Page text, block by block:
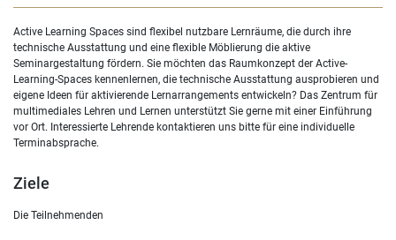
Active Learning Spaces sind flexibel nutzbare Lernräume, die durch ihre
technische Ausstattung und eine flexible Möblierung die aktive
Seminargestaltung fördern. Sie möchten das Raumkonzept der Active-
Learning-Spaces kennenlernen, die technische Ausstattung ausprobieren und
eigene Ideen für aktivierende Lernarrangements entwickeln? Das Zentrum für
multimediales Lehren und Lernen unterstützt Sie gerne mit einer Einführung
vor Ort. Interessierte Lehrende kontaktieren uns bitte für eine individuelle
Terminabsprache.
Ziele
Die Teilnehmenden